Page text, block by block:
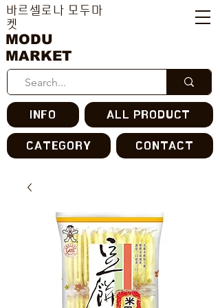
MODU
MARKET
바르셀로나 모두마
켓
INFO ALL PRODUCT
CATEGORY CONTACT